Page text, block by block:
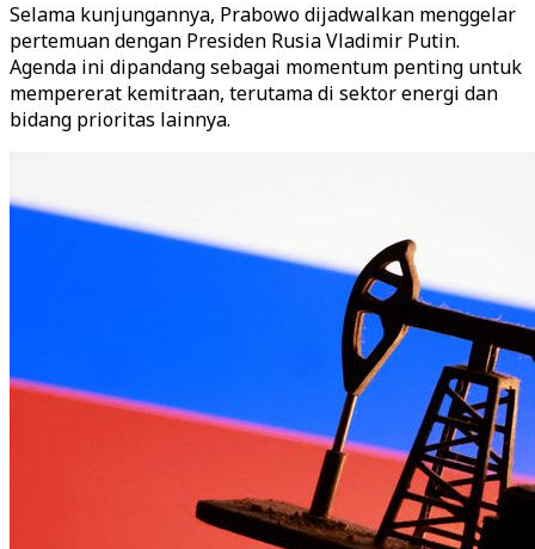
Selama kunjungannya, Prabowo dijadwalkan menggelar
pertemuan dengan Presiden Rusia Vladimir Putin.
Agenda ini dipandang sebagai momentum penting untuk
mempererat kemitraan, terutama di sektor energi dan
bidang prioritas lainnya.